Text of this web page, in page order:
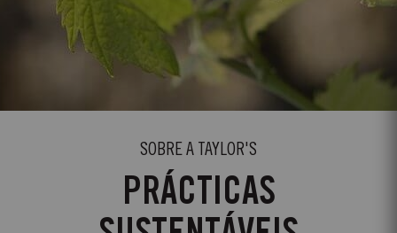
SOBRE A TAYLOR'S
PRÁCTICAS